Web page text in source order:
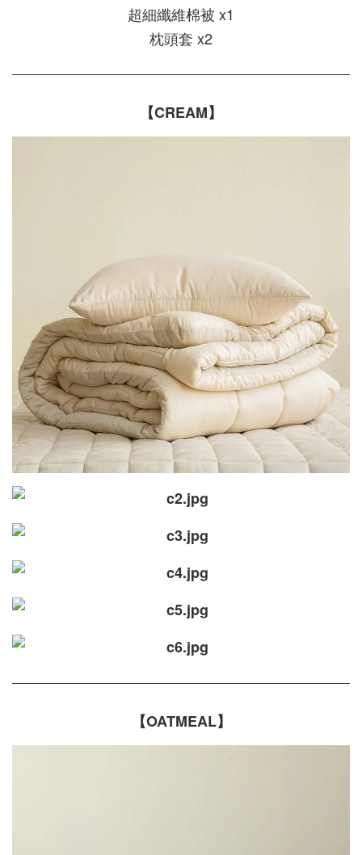
超細纖維棉被 x1
枕頭套 x2
【CREAM】
【OATMEAL】